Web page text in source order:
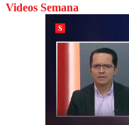
Videos Semana